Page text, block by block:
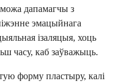
можа дапамагчы з
эмацыйнага
ізаляцыя, хоць
часу, каб заўважыць.
форму пластыру, калі